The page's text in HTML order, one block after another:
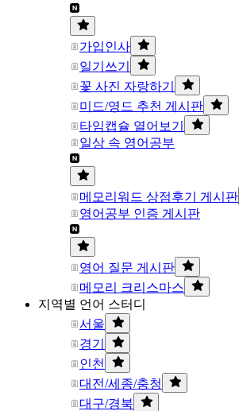
가입인사
일기쓰기
꽃 사진 자랑하기
미드/영드 추천 게시판
타임캡슐 열어보기
일상 속 영어공부
메모리워드 상점후기 게시판
영어공부 인증 게시판
영어 질문 게시판
메모리 크리스마스
지역별 언어 스터디
서울
경기
인천
대전/세종/충청
대구/경북